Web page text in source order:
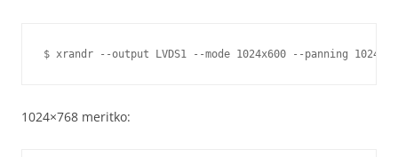
$ xrandr --output LVDS1 --mode 1024x600 --panning
1024×768 meritko: